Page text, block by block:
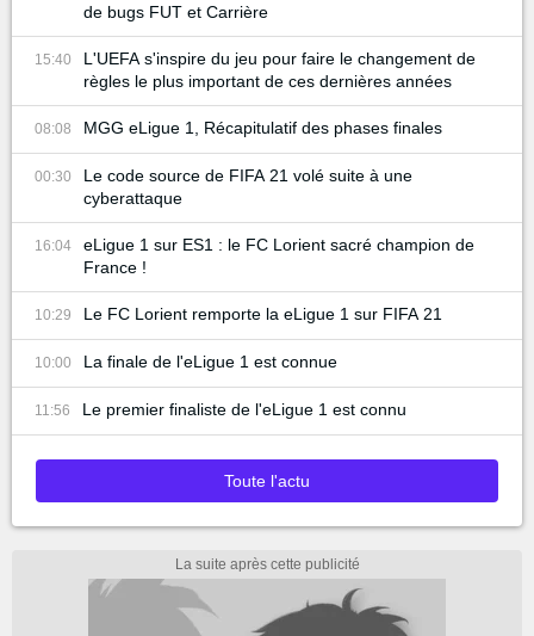
de bugs FUT et Carrière
15:40
L'UEFA s'inspire du jeu pour faire le changement de
règles le plus important de ces dernières années
08:08 MGG eLigue 1, Récapitulatif des phases finales
00:30
Le code source de FIFA 21 volé suite à une
cyberattaque
16:04
eLigue 1 sur ES1 : le FC Lorient sacré champion de
France !
10:29 Le FC Lorient remporte la eLigue 1 sur FIFA 21
10:00 La finale de l'eLigue 1 est connue
11:56 Le premier finaliste de l'eLigue 1 est connu
Toute l'actu